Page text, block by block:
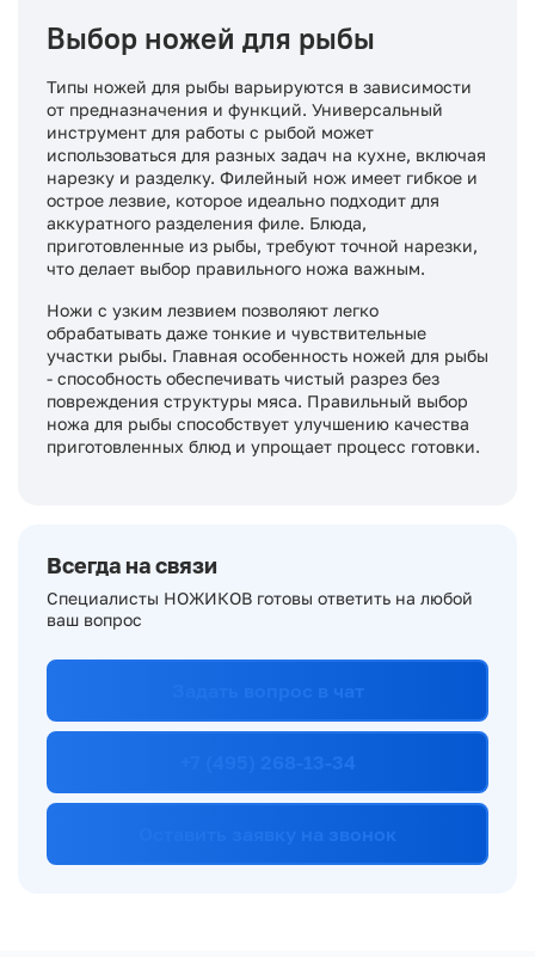
Выбор ножей для рыбы
Типы ножей для рыбы варьируются в зависимости
от предназначения и функций. Универсальный
инструмент для работы с рыбой может
использоваться для разных задач на кухне, включая
нарезку и разделку. Филейный нож имеет гибкое и
острое лезвие, которое идеально подходит для
аккуратного разделения филе. Блюда,
приготовленные из рыбы, требуют точной нарезки,
что делает выбор правильного ножа важным.
Ножи с узким лезвием позволяют легко
обрабатывать даже тонкие и чувствительные
участки рыбы. Главная особенность ножей для рыбы
- способность обеспечивать чистый разрез без
повреждения структуры мяса. Правильный выбор
ножа для рыбы способствует улучшению качества
приготовленных блюд и упрощает процесс готовки.
Всегда на связи
Специалисты НОЖИКОВ готовы ответить на любой
ваш вопрос